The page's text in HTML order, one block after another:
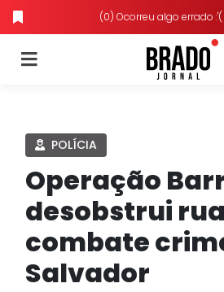
(0) Ocorreu algo errado :'(
POLÍCIA
Operação
desobstrui
combate
Salvador